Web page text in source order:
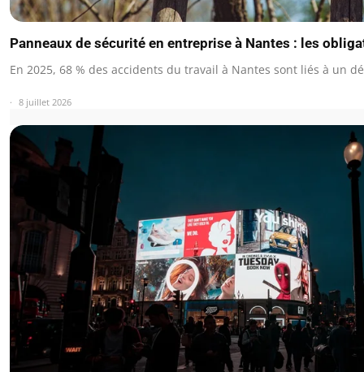
Panneaux de sécurité en entreprise à Nantes : les
En 2025, 68 % des accidents du travail à Nantes sont liés à un
8 juillet 2026